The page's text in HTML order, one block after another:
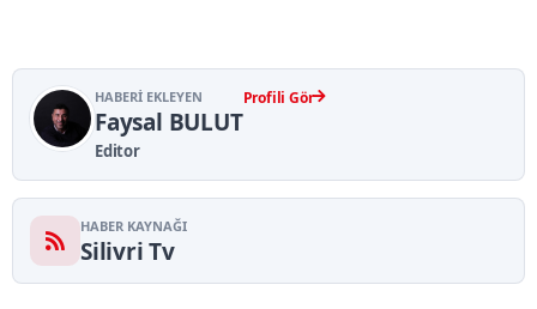
HABERI EKLEYEN
Faysal BULUT
Editor
Profili Gör
HABER KAYNAĞI
Silivri Tv